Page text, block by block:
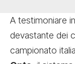
A testimoniare
devastante dei
campionato